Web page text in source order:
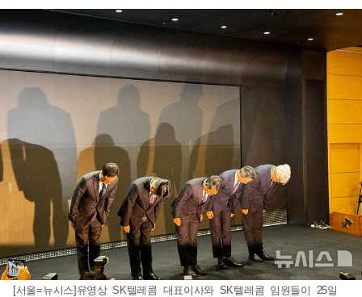
[서울=뉴시스]유영상 SK텔레콤 대표이사와 SK텔레콤 임원들이 25일